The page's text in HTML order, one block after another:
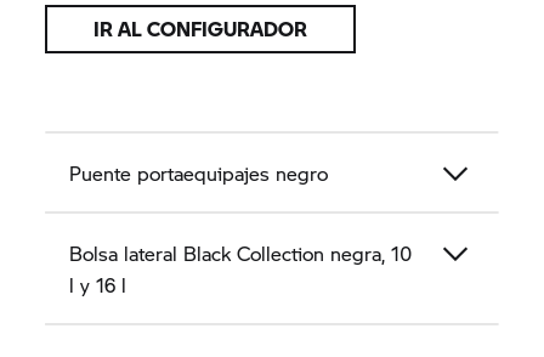
IR AL CONFIGURADOR
Puente portaequipajes negro
Bolsa lateral Black Collection negra, 10
l y 16 l